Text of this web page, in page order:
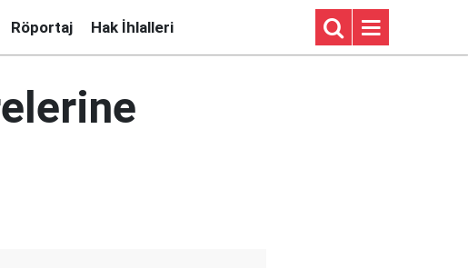
Röportaj Hak İhlalleri